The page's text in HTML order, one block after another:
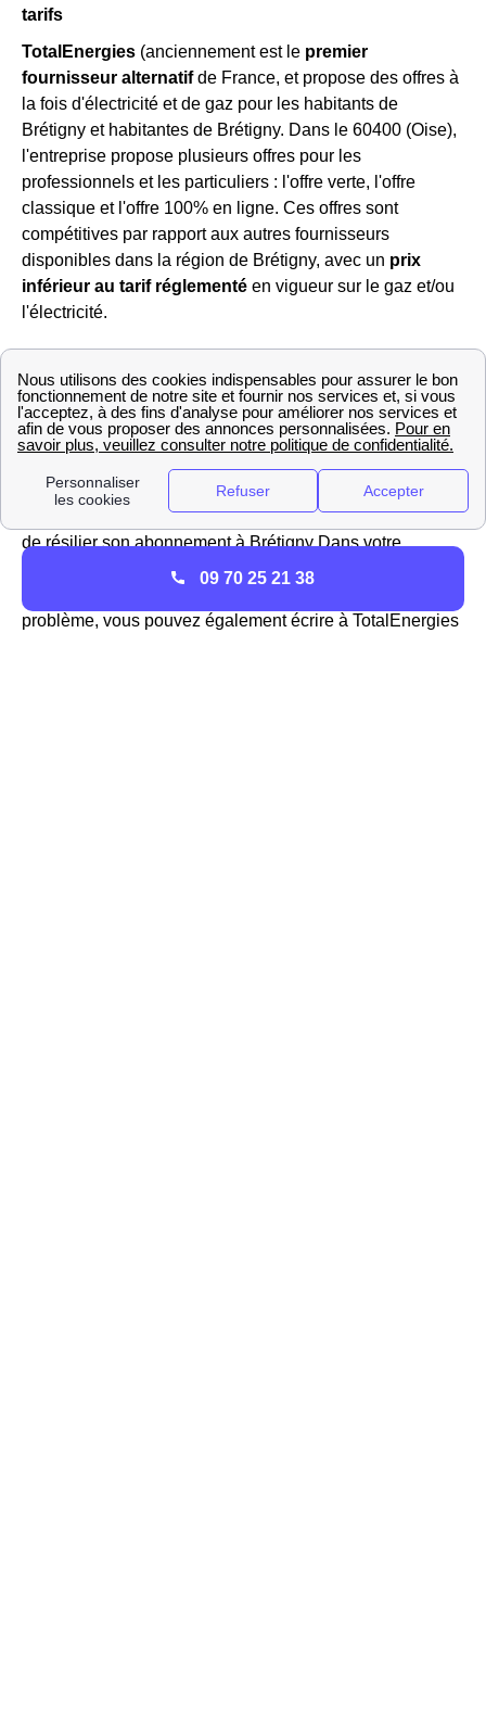
tarifs
TotalEnergies (anciennement est le premier
fournisseur alternatifde France, et propose des offres à
la fois d'électricité et de gaz pour les habitants de
Brétigny et habitantes de Brétigny. Dans le 60400 (Oise),
l'entreprise propose plusieurs offres pour les
professionnels et les particuliers : l'offre verte, l'offre
classique et l'offre 100% en ligne. Ces offres sont
compétitives par rapport aux autres fournisseurs
disponibles dans la région de Brétigny, avec un prix
inférieur au tarif réglementé en vigueur sur le gaz et/ou
l'électricité.
les habitants de Brétigny et a été élu « service client de
l'année» 11 années consécutives, c'est aujourd'hui Total
Spring en 2019. Leurs conseillers se feront donc une joie
compteur dans votre logement l'habitant de Brétigny,
votre contrat, les tarifs proposés ou encore la possibilité
de résilier son abonnement à Brétigny Dans votre
département (Oise), vous pouvez les joindre au 3099.
problème, vous pouvez également écrire à TotalEnergies
09 70 25 21 38